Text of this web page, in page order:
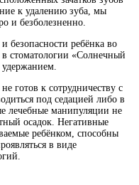
к удалению зуба, мы
и безболезненно.
безопасности ребёнка во
стоматологии «Солнечный
готов к сотрудничеству с
под седацией либо в
лечебные манипуляции не
осадок. Негативные
ребёнком, способны
в виде